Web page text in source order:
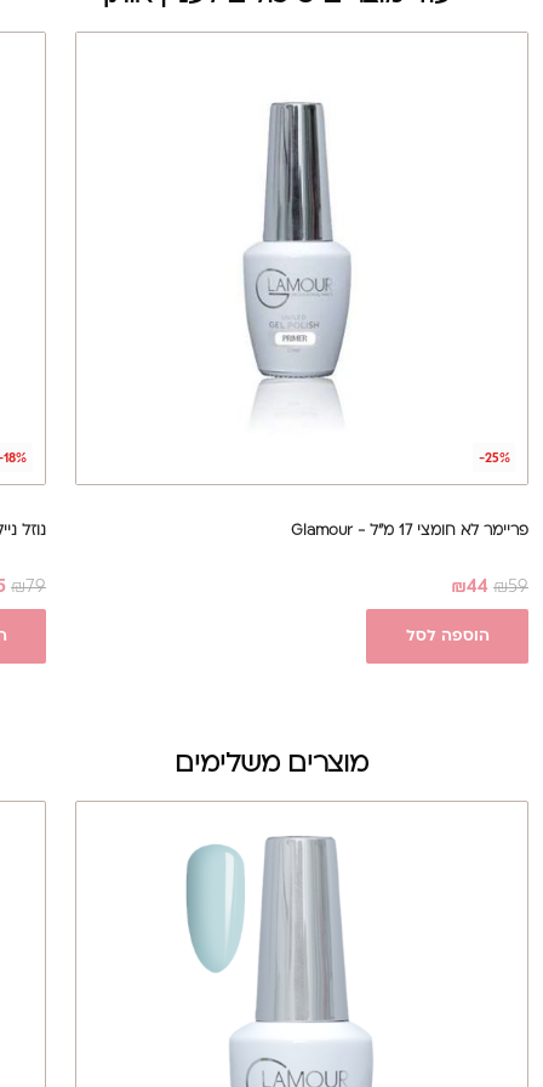
-25%
פריימר לא חומצי 17 מ"ל - Glamour
₪59
₪44
הוספה לסל
נוזל
₪79
מוצרים משלימים